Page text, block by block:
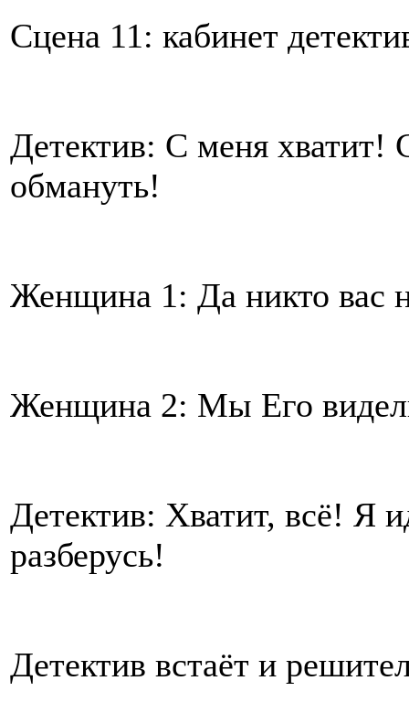
Сцена 11: кабинет
Детектив: С меня хватит!
обмануть!
Женщина 1: Да никто вас
Женщина 2: Мы Его
Детектив: Хватит, всё! Я
разберусь!
Детектив встаёт и